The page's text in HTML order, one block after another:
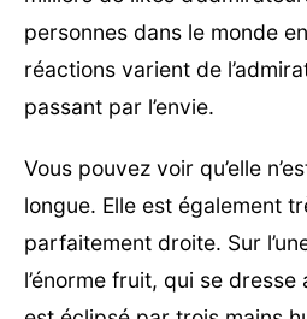
personnes dans le monde
réactions varient de
passant par l’envie.
Vous pouvez voir qu’elle
longue. Elle est également
parfaitement droite. Sur
l’énorme fruit, qui se